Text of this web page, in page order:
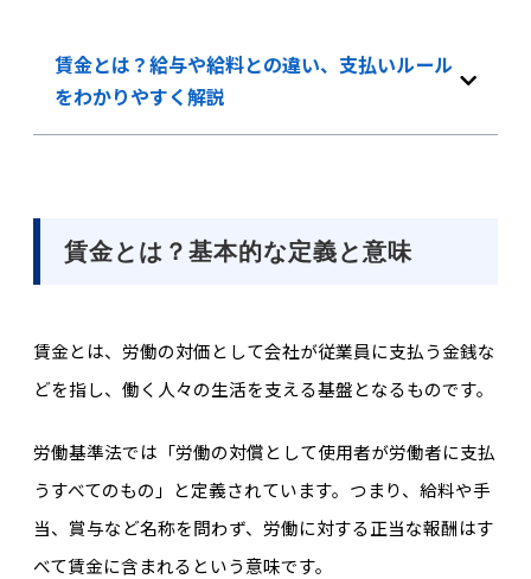
賃金とは？給与や給料との違い、支払いルール
をわかりやすく解説
賃金とは？基本的な定義と意味
賃金とは、労働の対価として会社が従業員に支払う金銭な
どを指し、働く人々の生活を支える基盤となるものです。
労働基準法では「労働の対償として使用者が労働者に支払
うすべてのもの」と定義されています。つまり、給料や手
当、賞与など名称を問わず、労働に対する正当な報酬はす
べて賃金に含まれるという意味です。